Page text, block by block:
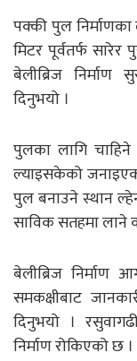
पक्की पुल
मिटर पूर्वतर्फ सारेर
बेलीब्रिज
दिनुभयो ।
पुलका लागि
ल्याइसकेको
पुल बनाउने स्थान
साविक सतहमा लाने
बेलीब्रिज निर्माण
समकक्षीबाट
दिनुभयो ।
निर्माण रोकिएको छ ।